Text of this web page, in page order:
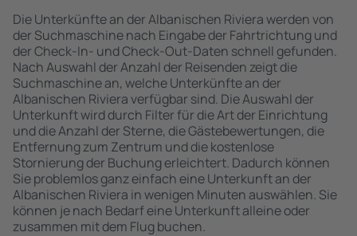
Die Unterkünfte an der Albanischen Riviera werden von
der Suchmaschine nach Eingabe der Fahrtrichtung und
der Check-In- und Check-Out-Daten schnell gefunden.
Nach Auswahl der Anzahl der Reisenden zeigt die
Suchmaschine an, welche Unterkünfte an der
Albanischen Riviera verfügbar sind. Die Auswahl der
Unterkunft wird durch Filter für die Art der Einrichtung
und die Anzahl der Sterne, die Gästebewertungen, die
Entfernung zum Zentrum und die kostenlose
Stornierung der Buchung erleichtert. Dadurch können
Sie problemlos ganz einfach eine Unterkunft an der
Albanischen Riviera in wenigen Minuten auswählen. Sie
können je nach Bedarf eine Unterkunft alleine oder
zusammen mit dem Flug buchen.